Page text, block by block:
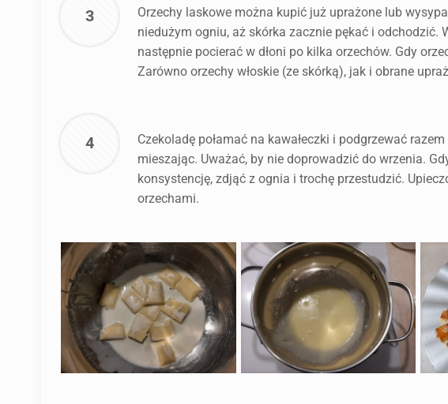
3
Orzechy laskowe można kupić już uprażone lub
niedużym ogniu, aż skórka zacznie pękać i odchodzić.
następnie pocierać w dłoni po kilka orzechów. Gdy
Zarówno orzechy włoskie (ze skórką), jak i obrane
4
Czekoladę połamać na kawałeczki i podgrzewać
mieszając. Uważać, by nie doprowadzić do wrzenia.
konsystencję, zdjąć z ognia i trochę przestudzić.
orzechami.